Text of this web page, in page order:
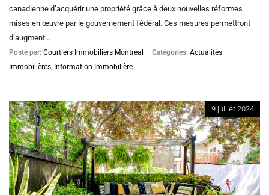
canadienne d’acquérir une propriété grâce à deux nouvelles réformes
mises en œuvre par le gouvernement fédéral. Ces mesures permettront
d’augment...
Posté par: Courtiers Immobiliers Montréal Catégories: Actualités
Immobilières, Information Immobilière
9 juillet 2024